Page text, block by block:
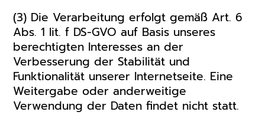
(3) Die Verarbeitung erfolgt gemäß Art. 6
Abs. 1 lit. f DS-GVO auf Basis unseres
berechtigten Interesses an der
Verbesserung der Stabilität und
Funktionalität unserer Internetseite. Eine
Weitergabe oder anderweitige
Verwendung der Daten findet nicht statt.